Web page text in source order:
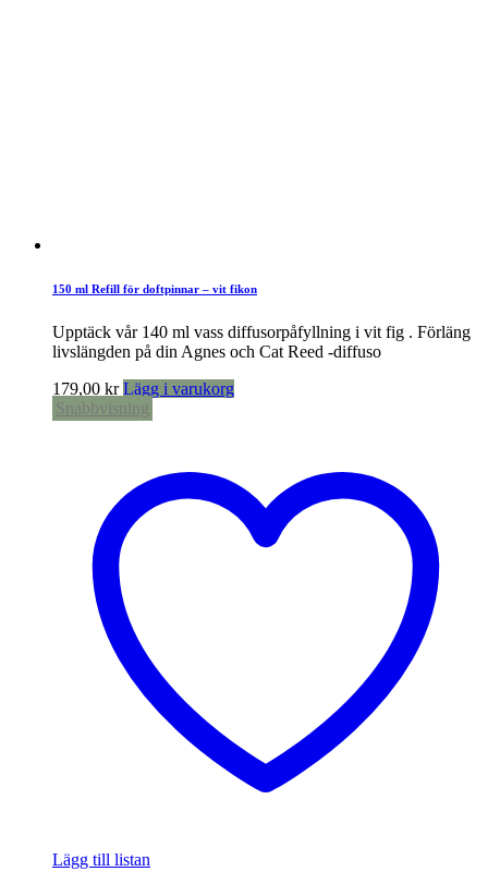
150 ml Refill för doftpinnar – vit fikon
Upptäck vår 140 ml vass diffusorpåfyllning i vit fig . Förläng
livslängden på din Agnes och Cat Reed -diffuso
179,00 kr Lägg i varukorg
Snabbvisning
Lägg till listan